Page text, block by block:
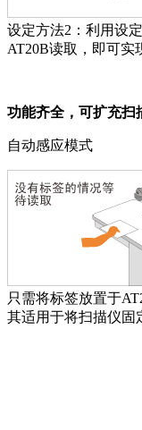
设定方法2：利用设
AT20B读取，即可实
功能齐全，可扩充
自动感应模式
只需将标签放置于
其适用于将扫描仪固定